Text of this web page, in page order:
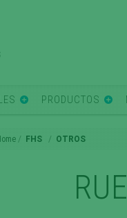
PRODUCTOS
FHS OTROS